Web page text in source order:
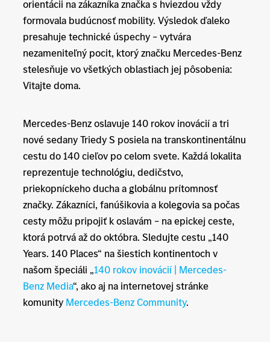
orientácii na zákazníka značka s hviezdou vždy
formovala budúcnosť mobility. Výsledok ďaleko
presahuje technické úspechy – vytvára
nezameniteľný pocit, ktorý značku Mercedes-Benz
stelesňuje vo všetkých oblastiach jej pôsobenia:
Vitajte doma.
Mercedes-Benz oslavuje 140 rokov inovácií a tri
nové sedany Triedy S posiela na transkontinentálnu
cestu do 140 cieľov po celom svete. Každá lokalita
reprezentuje technológiu, dedičstvo,
priekopníckeho ducha a globálnu prítomnosť
značky. Zákazníci, fanúšikovia a kolegovia sa počas
cesty môžu pripojiť k oslavám – na epickej ceste,
ktorá potrvá až do októbra. Sledujte cestu „140
Years. 140 Places“ na šiestich kontinentoch v
našom špeciáli „140 rokov inovácií | Mercedes-
Benz Media“, ako aj na internetovej stránke
komunityMercedes-Benz Community.